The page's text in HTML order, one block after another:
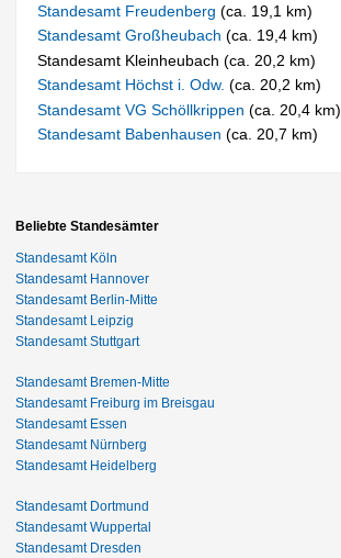
Standesamt Freudenberg(ca. 19,1 km)
Standesamt Großheubach(ca. 19,4 km)
Standesamt Kleinheubach (ca. 20,2 km)
Standesamt Höchst i. Odw.(ca. 20,2 km)
Standesamt VG Schöllkrippen(ca. 20,4 km)
Standesamt Babenhausen(ca. 20,7 km)
Beliebte Standesämter
Standesamt Köln
Standesamt Hannover
Standesamt Berlin-Mitte
Standesamt Leipzig
Standesamt Stuttgart
Standesamt Bremen-Mitte
Standesamt Freiburg im Breisgau
Standesamt Essen
Standesamt Nürnberg
Standesamt Heidelberg
Standesamt Dortmund
Standesamt Wuppertal
Standesamt Dresden